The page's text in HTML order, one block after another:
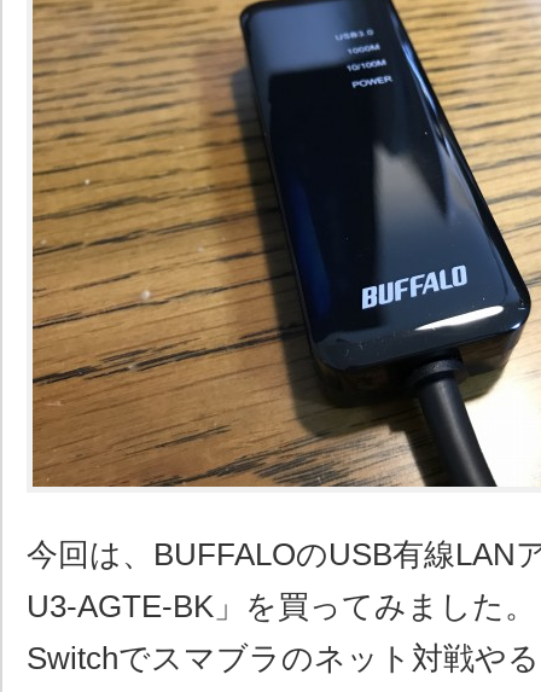
今回は、BUFFALOのUSB有線LAN
U3-AGTE-BK」を買ってみました
Switchでスマブラのネット対戦や